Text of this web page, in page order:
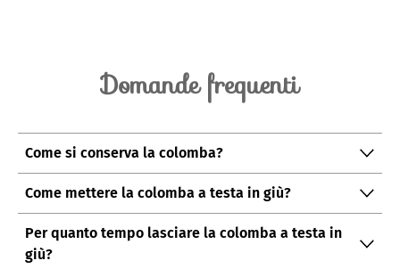
Domande frequenti
Come si conserva la colomba?
Avvolgetela nella pellicola per alimenti e
conservatela in un luogo fresco e asciutto per
massimo 4-5 giorni.
Come mettere la colomba a testa in giù?
Infilzatela con uno spillone vicino alla base,
capovolgetela e lasciatela raffreddare
Per quanto tempo lasciare la colomba a testa in
giù?